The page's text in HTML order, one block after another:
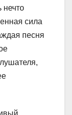
нечто
сила
песня